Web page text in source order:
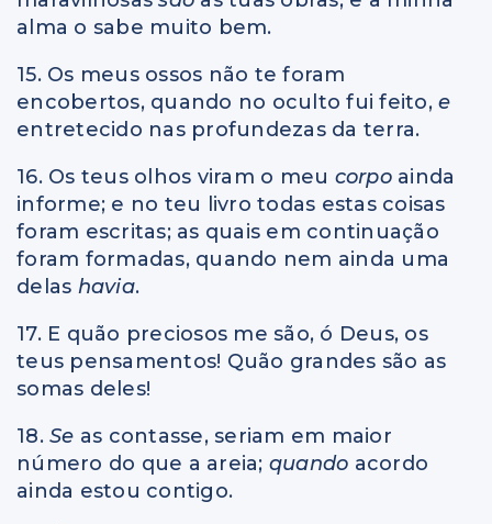
alma o sabe muito bem.
15. Os meus ossos não te foram
encobertos, quando no oculto fui feito, e
entretecido nas profundezas da terra.
16. Os teus olhos viram o meu corpo ainda
informe; e no teu livro todas estas coisas
foram escritas; as quais em continuação
foram formadas, quando nem ainda uma
delas havia.
17. E quão preciosos me são, ó Deus, os
teus pensamentos! Quão grandes são as
somas deles!
18. Se as contasse, seriam em maior
número do que a areia; quando acordo
ainda estou contigo.